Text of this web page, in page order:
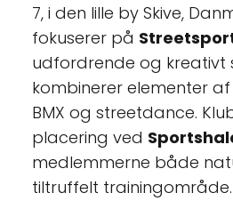
7, i den lille by Skive,
fokuserer på
udfordrende og kreativt
kombinerer elementer
BMX og streetdance.
placering ved
medlemmerne både
tiltruffelt trainingområde.